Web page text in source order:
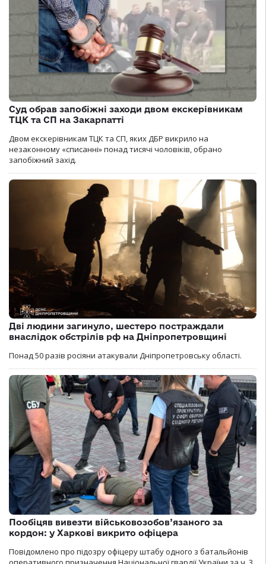
Суд обрав запобіжні заходи двом екскерівникам
ТЦК та СП на Закарпатті
Двом екскерівникам ТЦК та СП, яких ДБР викрило на
незаконному «списанні» понад тисячі чоловіків, обрано
запобіжний захід.
Дві людини загинуло, шестеро постраждали
внаслідок обстрілів рф на Дніпропетровщині
Понад 50 разів росіяни атакували Дніпропетровську області.
Пообіцяв вивезти військовозобов’язаного за
кордон: у Харкові викрито офіцера
Повідомлено про підозру офіцеру штабу одного з батальйонів